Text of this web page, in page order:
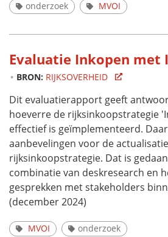
onderzoek MVOI
Evaluatie Inkopen met
BRON: RIJKSOVERHEID
Dit evaluatierapport geeft
hoeverre de rijksinkoopstrategie
effectief is geïmplementeerd.
aanbevelingen voor de
rijksinkoopstrategie. Dat is
combinatie van deskresearch en
gesprekken met stakeholders
(december 2024)
MVOI onderzoek